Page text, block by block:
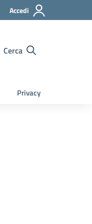
Accedi
Cerca
Privacy